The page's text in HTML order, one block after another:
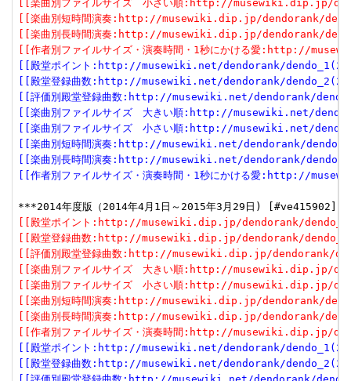
[[楽曲別ファイルサイズ　小さい順:http://musewiki.dip.jp/
[[楽曲別短時間演奏:http://musewiki.dip.jp/dendorank/
[[楽曲別長時間演奏:http://musewiki.dip.jp/dendorank/
[[作者別ファイルサイズ・演奏時間・1秒にかける愛:http://
[[殿堂ポイント:http://musewiki.net/dendorank/
[[殿堂登録曲数:http://musewiki.net/dendorank/
[[評価別殿堂登録曲数:http://musewiki.net/dendorank/
[[楽曲別ファイルサイズ　大きい順:http://musewiki.net/
[[楽曲別ファイルサイズ　小さい順:http://musewiki.net/
[[楽曲別短時間演奏:http://musewiki.net/dendorank/
[[楽曲別長時間演奏:http://musewiki.net/dendorank/
[[作者別ファイルサイズ・演奏時間・1秒にかける愛:http://
[[殿堂ポイント:http://musewiki.dip.jp/dendorank/
[[殿堂登録曲数:http://musewiki.dip.jp/dendorank/
[[評価別殿堂登録曲数:http://musewiki.dip.jp/dendorank/
[[楽曲別ファイルサイズ　大きい順:http://musewiki.dip.jp/
[[楽曲別ファイルサイズ　小さい順:http://musewiki.dip.jp/
[[楽曲別短時間演奏:http://musewiki.dip.jp/dendorank/
[[楽曲別長時間演奏:http://musewiki.dip.jp/dendorank/
[[作者別ファイルサイズ・演奏時間:http://musewiki.dip.jp/
[[殿堂ポイント:http://musewiki.net/dendorank/
[[殿堂登録曲数:http://musewiki.net/dendorank/
[[評価別殿堂登録曲数:http://musewiki.net/dendorank/